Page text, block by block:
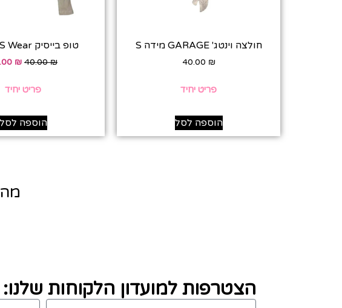
חולצה וינטג' GARAGE מידה S
40.00 ₪
פריט יחיד
הוספה לסל
טופ בייסיק S Wear מידה 3
40.00₪
₪
פריט יחיד
הוספה לסל
הצטרפות למועדון הלקוחות שלנו: